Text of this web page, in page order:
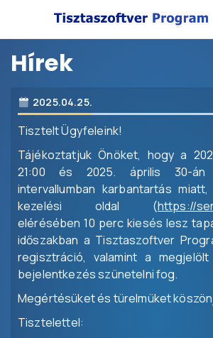
a
tartalomra!
Hírek
2025.04.25.
Tisztelt Ügyfeleink!
Tájékoztatjuk Önöket, hogy a
21:00 és 2025. április 30-án
intervallumban karbantartás
kezelési oldal (https://
elérésében 10 perc kiesés lesz
időszakban a Tisztaszoftver
regisztráció, valamint a
bejelentkezés szünetelni fog.
Megértésüket és türelmüket
Tisztelettel: